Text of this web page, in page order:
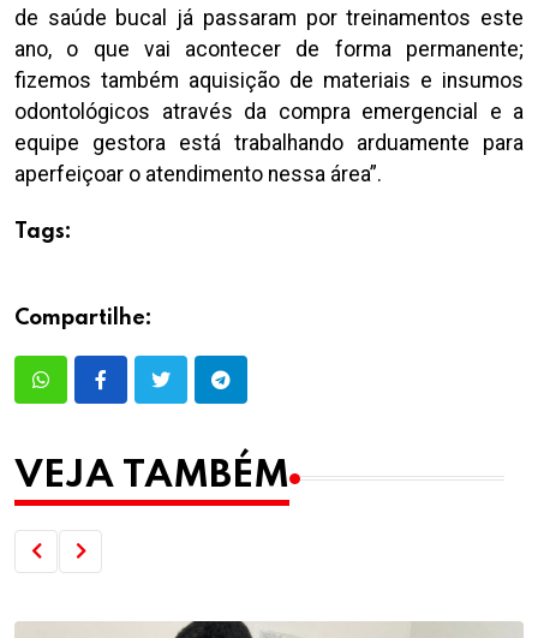
de saúde bucal já passaram por treinamentos este
ano, o que vai acontecer de forma permanente;
fizemos também aquisição de materiais e insumos
odontológicos através da compra emergencial e a
equipe gestora está trabalhando arduamente para
aperfeiçoar o atendimento nessa área”.
Tags:
Compartilhe:
VEJA TAMBÉM